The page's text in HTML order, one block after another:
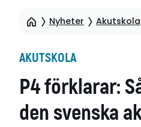
Nyheter Akutskola
AKUTSKOLA
P4 förklarar:
den svenska